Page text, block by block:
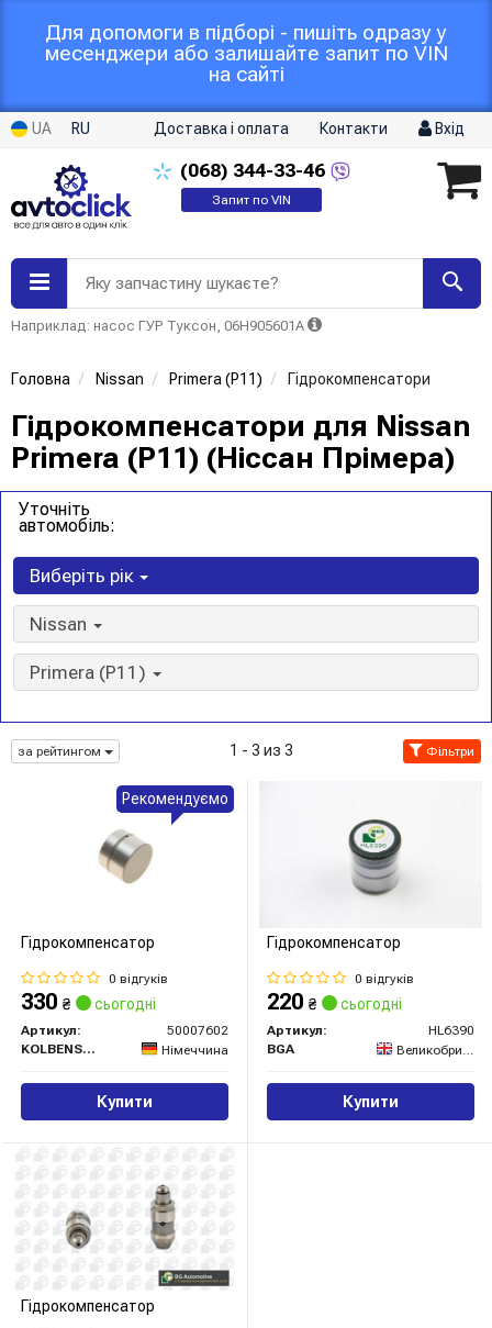
Для допомоги в підборі - пишіть одразу у
месенджери або залишайте запит по VIN
на сайті
UA RU Доставка і оплата Контакти Вхід
(068) 344-33-46
Запит по VIN
Яку запчастину шукаєте?
Наприклад: насос ГУР Туксон, 06H905601A
Головна Nissan Primera (P11) Гідрокомпенсатори
Гідрокомпенсатори для Nissan
Primera (P11) (Ніссан Прімера)
Уточніть
автомобіль:
Виберіть рік
Nissan
Primera (P11)
за рейтингом 1 - 3 из 3 Фільтри
Гідрокомпенсатор
0 відгуків
330 ₴ сьогодні
Артикул:
50007602
KOLBENSCHMIDT
Німеччина
Купити
Рекомендуємо
Гідрокомпенсатор
0 відгуків
220 ₴ сьогодні
Артикул:
HL6390
BGA
Великобританія
Купити
Гідрокомпенсатор